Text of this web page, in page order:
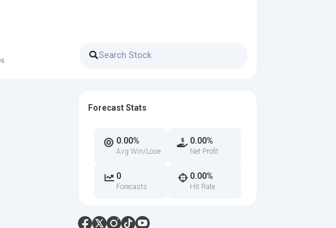
Forecast Stats
0.00%
Avg Win/Lose
0.00%
Net Profit
0
Forecasts
0.00%
Hit Rate